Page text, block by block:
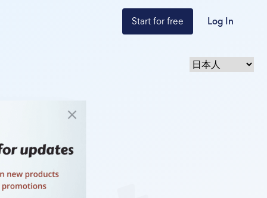
Start for free Log In